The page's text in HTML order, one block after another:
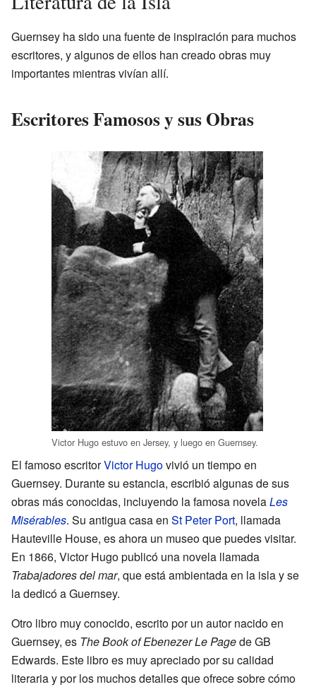
Guernsey ha sido una fuente de inspiración para muchos
escritores, y algunos de ellos han creado obras muy
importantes mientras vivían allí.
Escritores Famosos y sus Obras
Victor Hugo estuvo en Jersey, y luego en Guernsey.
El famoso escritorVictor Hugovivió un tiempo en
Guernsey. Durante su estancia, escribió algunas de sus
obras más conocidas, incluyendo la famosa novelaLes
Misérables. Su antigua casa en St Peter Port, llamada
Hauteville House, es ahora un museo que puedes visitar.
En 1866, Victor Hugo publicó una novela llamada
Trabajadores del mar, que está ambientada en la isla y se
la dedicó a Guernsey.
Otro libro muy conocido, escrito por un autor nacido en
Guernsey, es The Book of Ebenezer Le Pagede GB
Edwards. Este libro es muy apreciado por su calidad
literaria y por los muchos detalles que ofrece sobre cómo